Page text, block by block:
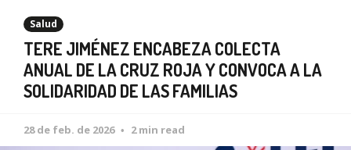
Salud
TERE JIMÉNEZ ENCABEZA COLECTA
ANUAL DE LA CRUZ ROJA Y CONVOCA A LA
SOLIDARIDAD DE LAS FAMILIAS
28 de feb. de 2026 2 min read